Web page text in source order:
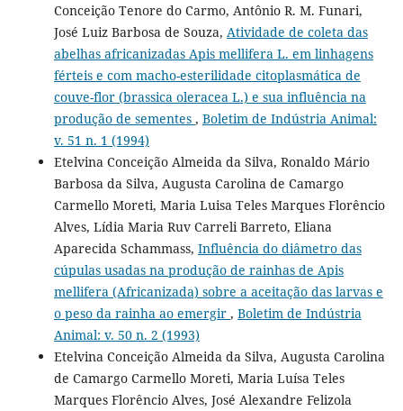
Conceição Tenore do Carmo, Antônio R. M. Funari,
José Luiz Barbosa de Souza, Atividade de coleta das
abelhas africanizadas Apis mellifera L. em linhagens
férteis e com macho-esterilidade citoplasmática de
couve-flor (brassica oleracea L.) e sua influência na
produção de sementes , Boletim de Indústria Animal:
v. 51 n. 1 (1994)
Etelvina Conceição Almeida da Silva, Ronaldo Mário
Barbosa da Silva, Augusta Carolina de Camargo
Carmello Moreti, Maria Luisa Teles Marques Florêncio
Alves, Lídia Maria Ruv Carreli Barreto, Eliana
Aparecida Schammass, Influência do diâmetro das
cúpulas usadas na produção de rainhas de Apis
mellifera (Africanizada) sobre a aceitação das larvas e
o peso da rainha ao emergir , Boletim de Indústria
Animal: v. 50 n. 2 (1993)
Etelvina Conceição Almeida da Silva, Augusta Carolina
de Camargo Carmello Moreti, Maria Luísa Teles
Marques Florêncio Alves, José Alexandre Felizola